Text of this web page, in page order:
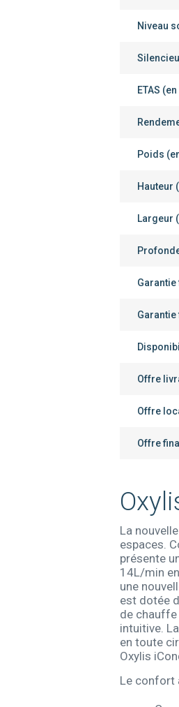
Niveau
ETAS (en
Poids
Hauteur
Largeur
Offre
Offre
Offre
La
espaces.
présente
14L/min
une
est dotée
de chauffe
intuitive.
en toute
Oxylis
Le confort